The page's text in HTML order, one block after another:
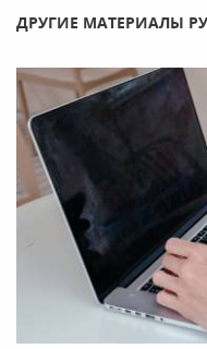
ДРУГИЕ МАТЕРИАЛЫ